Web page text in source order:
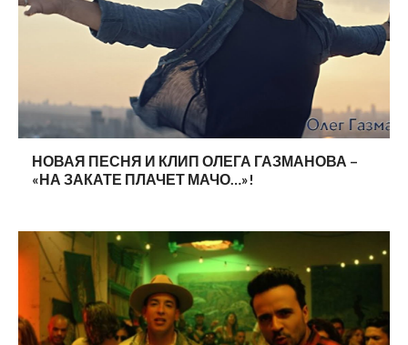
НОВАЯ ПЕСНЯ И КЛИП ОЛЕГА ГАЗМАНОВА –
«НА ЗАКАТЕ ПЛАЧЕТ МАЧО…»!